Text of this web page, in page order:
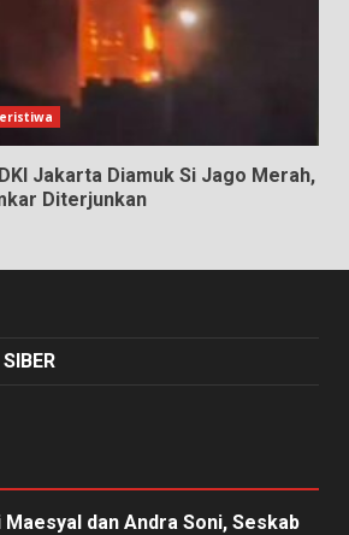
Jakarta Diamuk Si Jago Merah,
Diterjunkan
dan Andra Soni, Seskab